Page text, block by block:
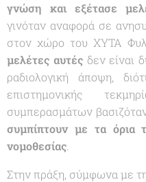
γνώση και εξέτασε
γινόταν αναφορά σε
στον χώρο του ΧΥΤΑ
μελέτες αυτές δεν είναι
ραδιολογική άποψη,
επιστημονικής
συμπερασμάτων
συμπίπτουν με τα όρια
νομοθεσίας.
Στην πράξη, σύμφωνα με